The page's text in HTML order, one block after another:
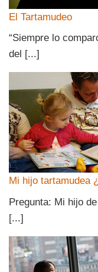
El Tartamudeo
“Siempre lo
del [...]
Mi hijo tartamudea
Pregunta: Mi hijo
[...]